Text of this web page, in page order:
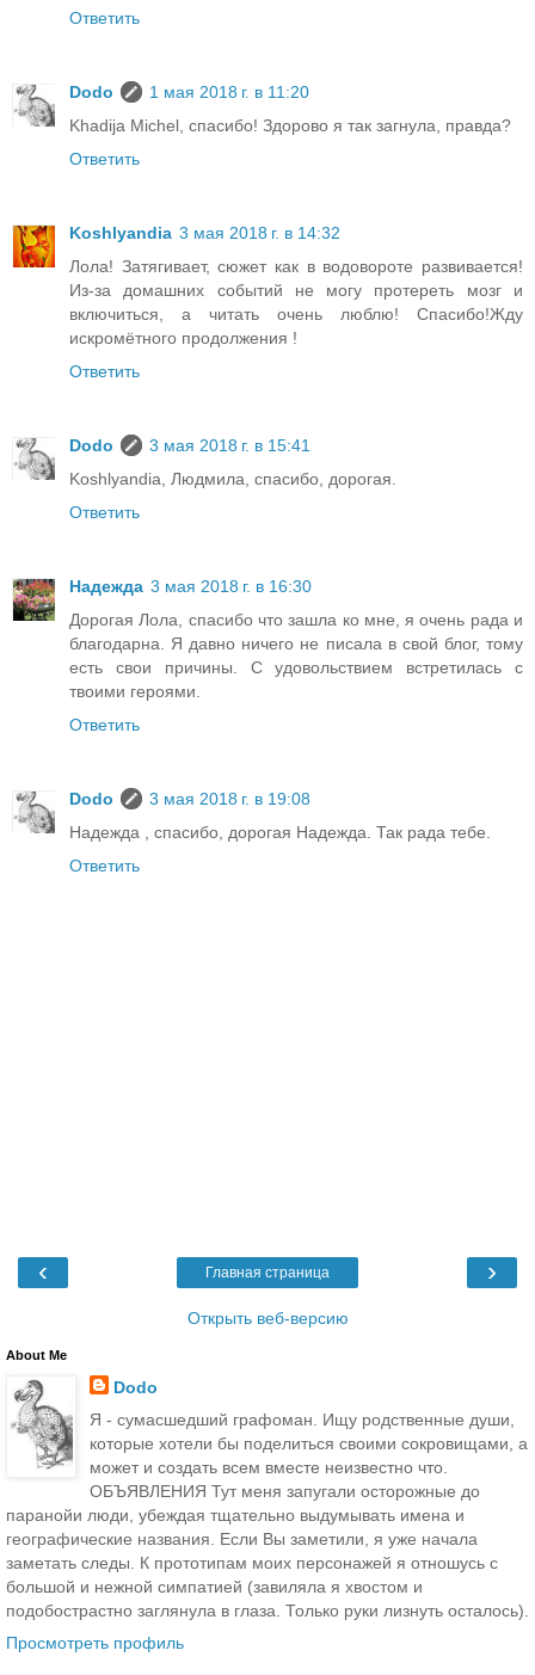
Ответить
Dodo
1 мая 2018 г. в 11:20
Khadija Michel, спасибо! Здорово я так загнула, правда?
Ответить
Koshlyandia 3 мая 2018 г. в 14:32
Лола! Затягивает, сюжет как в водовороте развивается!
Из-за домашних событий не могу протереть мозг и
включиться, а читать очень люблю! Спасибо!Жду
искромётного продолжения !
Ответить
Dodo
3 мая 2018 г. в 15:41
Koshlyandia, Людмила, спасибо, дорогая.
Ответить
Надежда 3 мая 2018 г. в 16:30
Дорогая Лола, спасибо что зашла ко мне, я очень рада и
благодарна. Я давно ничего не писала в свой блог, тому
есть свои причины. С удовольствием встретилась с
твоими героями.
Ответить
Dodo
3 мая 2018 г. в 19:08
Надежда , спасибо, дорогая Надежда. Так рада тебе.
Ответить
‹ ›
Главная страница
Открыть веб-версию
About Me
Dodo
Я - сумасшедший графоман. Ищу родственные души,
которые хотели бы поделиться своими сокровищами, а
может и создать всем вместе неизвестно что.
ОБЪЯВЛЕНИЯ Тут меня запугали осторожные до
паранойи люди, убеждая тщательно выдумывать имена и
географические названия. Если Вы заметили, я уже начала
заметать следы. К прототипам моих персонажей я отношусь с
большой и нежной симпатией (завиляла я хвостом и
подобострастно заглянула в глаза. Только руки лизнуть осталось).
Просмотреть профиль